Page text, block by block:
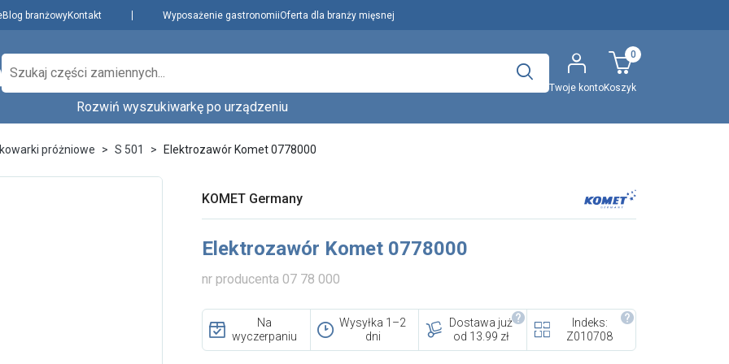
Blog branżowyKontakt Wyposażenie gastronomiiOferta dla branży mięsnej
Producenci
Najpopularniejsi
Dowiedz się więcej
Aktualności i porady
O nas
Polityka prywatności
Polecany artykuł
Twoje kontoKoszyk
0
Wybierz model... Wyszukaj
Rozwiń wyszukiwarkę po urządzeniu
próżniowe S 501 Elektrozawór Komet 0778000
KOMET Germany
Elektrozawór Komet 0778000
nr producenta 07 78 000
Na
wyczerpaniu
Wysyłka 1–2
dni
Dostawa już
od 13.99 zł
Indeks:
Z010708